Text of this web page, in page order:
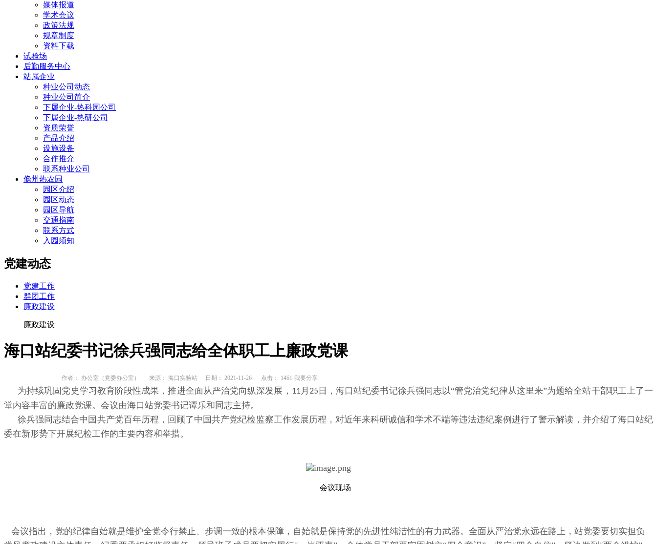
媒体报道
学术会议
政策法规
规章制度
资料下载
试验场
后勤服务中心
站属企业
种业公司动态
种业公司简介
下属企业-热科园公司
下属企业-热研公司
资质荣誉
产品介绍
设施设备
合作推介
联系种业公司
儋州热农园
园区介绍
园区动态
园区导航
交通指南
联系方式
入园须知
党建动态
党建工作
群团工作
廉政建设
廉政建设
海口站纪委书记徐兵强同志给全体职工上廉政党课
作者： 办公室（党委办公室） 来源： 海口实验站 日期： 2021-11-26 点击： 1461 我要分享
为持续巩固党史学习教育阶段性成果，推进全面从严治党向纵深发展， 11 月 25 日，海口站纪委书记徐兵强同志以“管党治党纪律从这里来”为题给全站干部职工上了一
堂内容丰富的廉政党课。会议由海口站党委书记谭乐和同志主持。
徐兵强同志结合中国共产党百年历程，回顾了中国共产党纪检监察工作发展历程，对近年来科研诚信和学术不端等违法违纪案例进行了警示解读，并介绍了海口站纪
委在新形势下开展纪检工作的主要内容和举措。
会议现场
会议指出，党的纪律自始就是维护全党令行禁止、步调一致的根本保障，自始就是保持党的先进性纯洁性的有力武器。全面从严治党永远在路上，站党委要切实担负